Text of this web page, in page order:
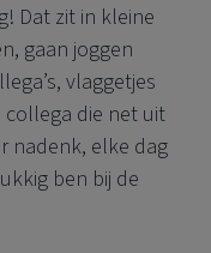
Dat zit in kleine
gaan joggen
vlaggetjes
die net uit
nadenk, elke dag
ben bij de